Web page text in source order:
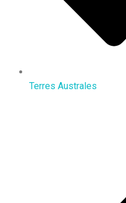
Terres Australes